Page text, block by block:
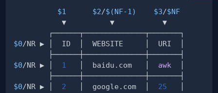
$1 $2/$(NF-1 ) $3/$NF
$0
$0/NR ▶ │ 1
   │  baidu.com   │
awk
$0/NR ▶ │ 2
   │  google.com  │
25